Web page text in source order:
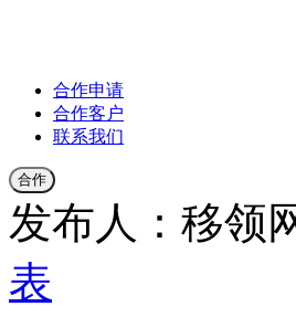
合作申请
合作客户
联系我们
合作
发布人：移领
表